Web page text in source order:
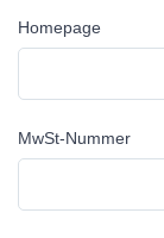
Homepage
MwSt-Nummer